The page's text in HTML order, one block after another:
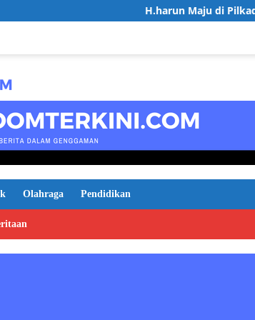
H.harun Maju di Pilkades Sukawijaya,
Olahraga Pendidikan